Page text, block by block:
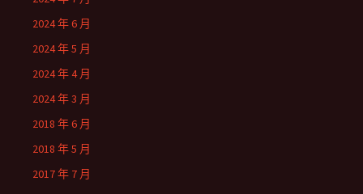
2024 年 6 月
2024 年 5 月
2024 年 4 月
2024 年 3 月
2018 年 6 月
2018 年 5 月
2017 年 7 月